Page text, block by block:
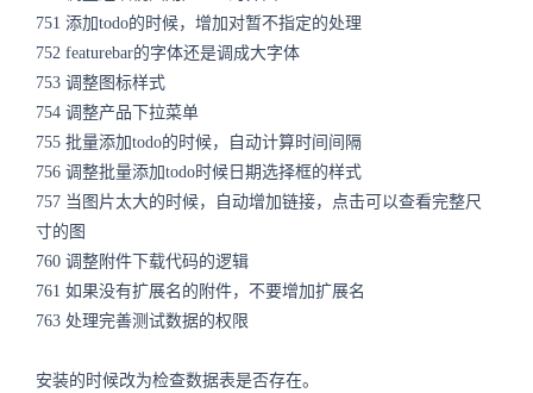
751 添加todo的时候，增加对暂不指定的处理
752 featurebar的字体还是调成大字体
753 调整图标样式
754 调整产品下拉菜单
755 批量添加todo的时候，自动计算时间间隔
756 调整批量添加todo时候日期选择框的样式
757 当图片太大的时候，自动增加链接，点击可以查看完整尺
寸的图
760 调整附件下载代码的逻辑
761 如果没有扩展名的附件，不要增加扩展名
763 处理完善测试数据的权限
安装的时候改为检查数据表是否存在。